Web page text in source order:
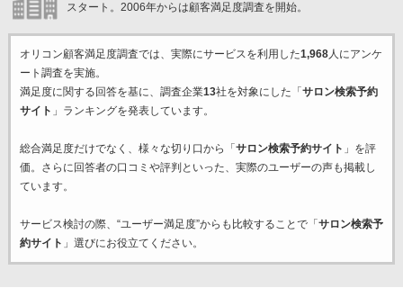
スタート。2006年からは顧客満足度調査を開始。
オリコン顧客満足度調査では、実際にサービスを利用した1,968人にアンケ
ート調査を実施。
満足度に関する回答を基に、調査企業13社を対象にした「 サロン検索予約
サイト 」ランキングを発表しています。
総合満足度だけでなく、様々な切り口から「 サロン検索予約サイト 」を評
価。さらに回答者の口コミや評判といった、実際のユーザーの声も掲載し
ています。
サービス検討の際、“ユーザー満足度”からも比較することで「 サロン検索予
約サイト 」選びにお役立てください。